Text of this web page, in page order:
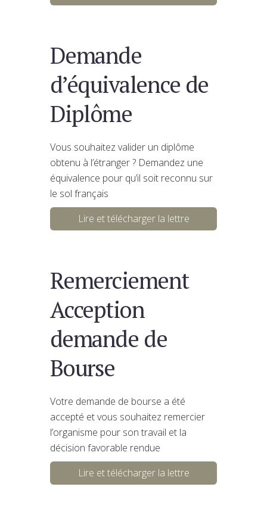
Demande
d’équivalence de
Diplôme
Vous souhaitez valider un diplôme
obtenu à l’étranger ? Demandez une
équivalence pour qu’il soit reconnu sur
le sol français
Lire et télécharger la lettre
Remerciement
Acception
demande de
Bourse
Votre demande de bourse a été
accepté et vous souhaitez remercier
l’organisme pour son travail et la
décision favorable rendue
Lire et télécharger la lettre